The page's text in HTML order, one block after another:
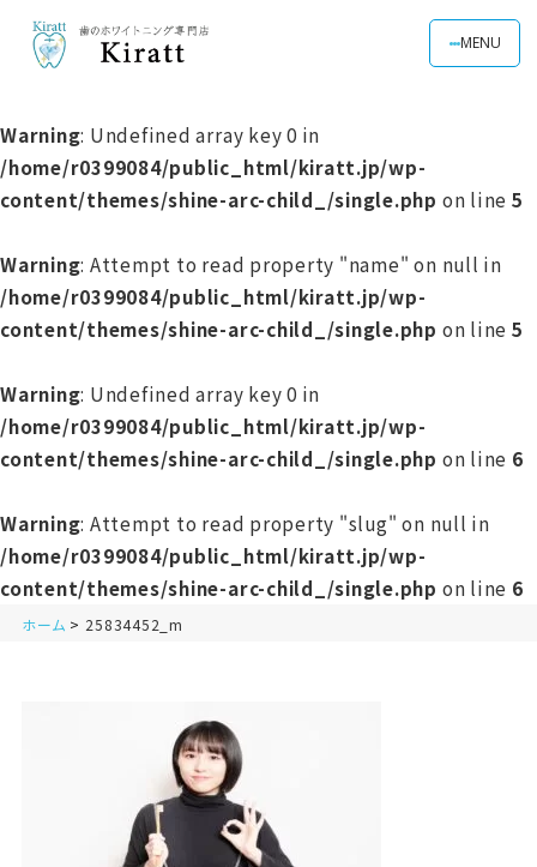
MENU
Warning: Undefined array key 0 in
/home/r0399084/public_html/kiratt.jp/wp-
content/themes/shine-arc-child_/single.php on line 5
Warning: Attempt to read property "name" on null in
/home/r0399084/public_html/kiratt.jp/wp-
content/themes/shine-arc-child_/single.php on line 5
Warning: Undefined array key 0 in
/home/r0399084/public_html/kiratt.jp/wp-
content/themes/shine-arc-child_/single.php on line 6
Warning: Attempt to read property "slug" on null in
/home/r0399084/public_html/kiratt.jp/wp-
content/themes/shine-arc-child_/single.php on line 6
ホーム 25834452_m